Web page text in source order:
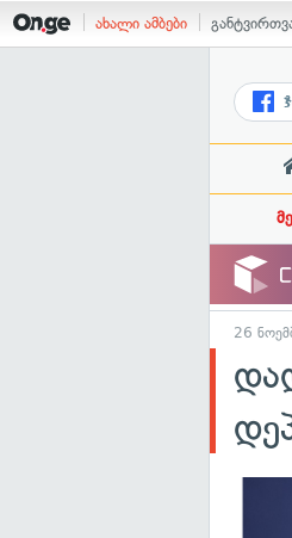
ახალი ამბები
26